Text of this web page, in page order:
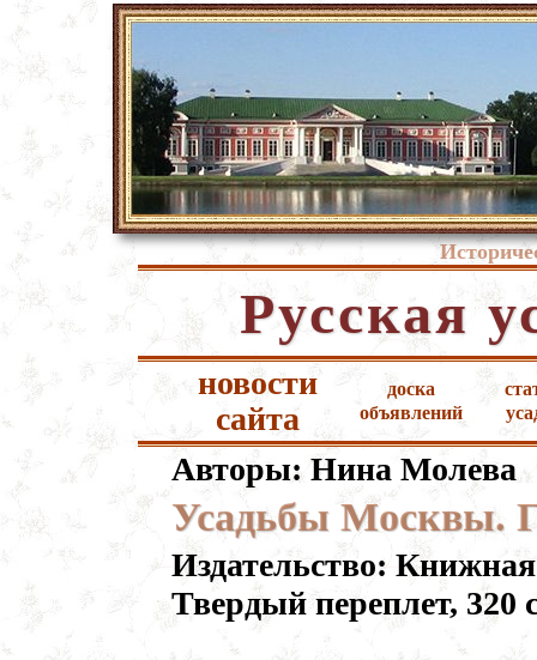
Русская
новости
сайта
доска
объявлений
Авторы: Нина Молева
Усадьбы Москвы.
Издательство: Книжная
Твердый переплет, 320